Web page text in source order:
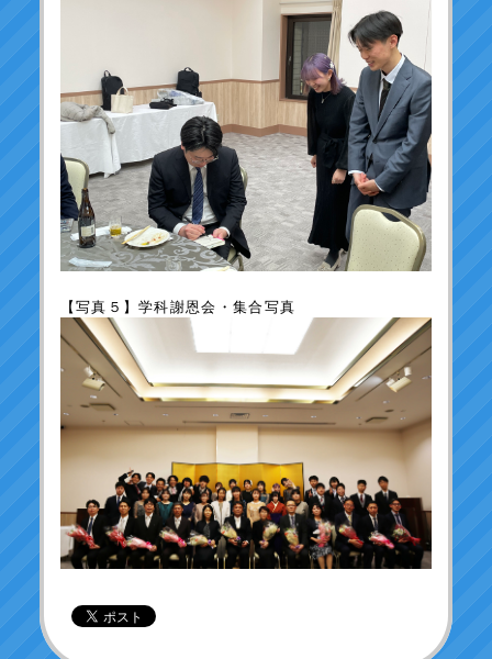
【写真５】学科謝恩会・集合写真